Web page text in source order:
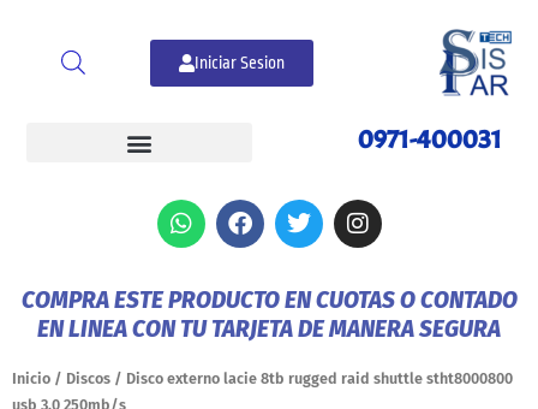
contenido
Iniciar Sesion
0971-400031
W
h
s
a
p
F
a
b
o
k
T
w
t
e
I
n
a
g
a
COMPRA ESTE PRODUCTO EN CUOTAS O CONTADO
EN LINEA CON TU TARJETA DE MANERA SEGURA
Inicio / Discos / Disco externo lacie 8tb rugged raid shuttle stht8000800
usb 3.0 250mb/s